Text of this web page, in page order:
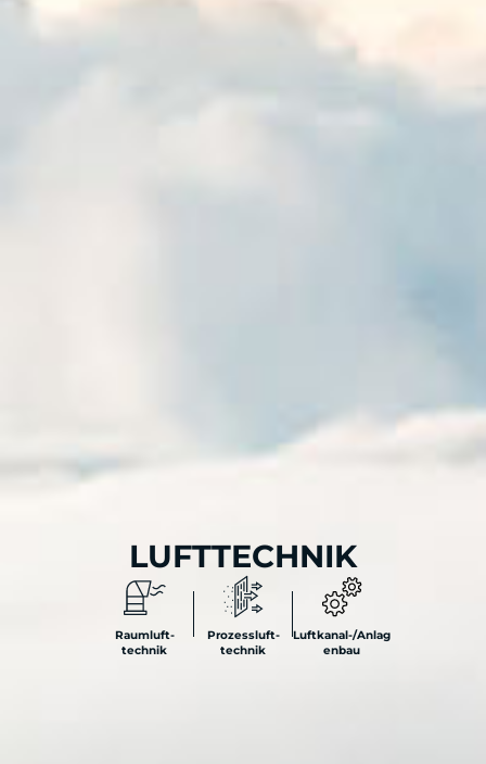
LUFTTECHNIK
Raumluft-
technik
Prozessluft-
technik
Luftkanal-/Anlag
enbau